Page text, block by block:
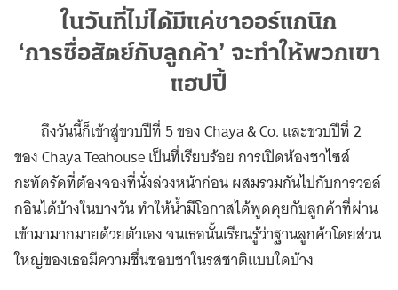
ในวันที่ไม่ได้มีแค่ชาออร์แกนิก
‘การซื่อสัตย์กับลูกค้า’ จะทำให้พวกเขา
แฮปปี้
ถึงวันนี้ก็เข้าสู่ขวบปีที่ 5 ของ Chaya & Co. และขวบปีที่ 2
ของ Chaya Teahouse เป็นที่เรียบร้อย การเปิดห้องชาไซส์
กะทัดรัดที่ต้องจองที่นั่งล่วงหน้าก่อน ผสมรวมกันไปกับการวอล์
กอินได้บ้างในบางวัน ทำให้น้ำมีโอกาสได้พูดคุยกับลูกค้าที่ผ่าน
เข้ามามากมายด้วยตัวเอง จนเธอนั้นเรียนรู้ว่าฐานลูกค้าโดยส่วน
ใหญ่ของเธอมีความชื่นชอบชาในรสชาติแบบใดบ้าง